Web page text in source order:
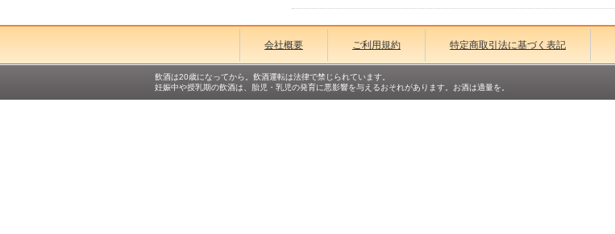
会社概要 ご利用規約 特定商取引法に基づく表記
飲酒は20歳になってから。飲酒運転は法律で禁じられています。
妊娠中や授乳期の飲酒は、胎児・乳児の発育に悪影響を与えるおそれがあります。お酒は適量を。